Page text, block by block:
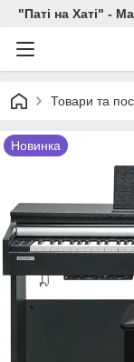
"Паті на Хаті" -
Товари та
Новинка